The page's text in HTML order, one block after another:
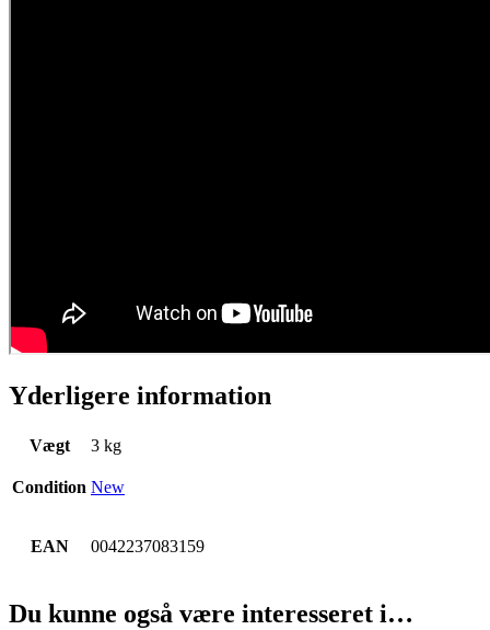
Yderligere information
Vægt 3 kg
Condition New
EAN 0042237083159
Du kunne også være interesseret i…